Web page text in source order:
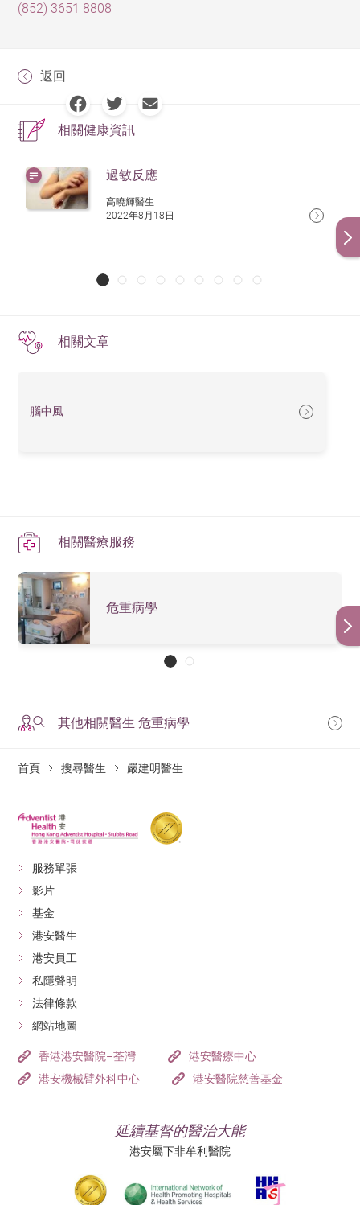
(852) 3651 8808
返回
相關健康資訊
過敏反應
高曉輝醫生
2022年8月18日
相關文章
腦中風
相關醫療服務
危重病學
其他相關醫生 危重病學
首頁 搜尋醫生 嚴建明醫生
服務單張
影片
基金
港安醫生
港安員工
私隱聲明
法律條款
網站地圖
香港港安醫院–荃灣
港安醫療中心
港安機械臂外科中心
港安醫院慈善基金
延續基督的醫治大能
港安屬下非牟利醫院